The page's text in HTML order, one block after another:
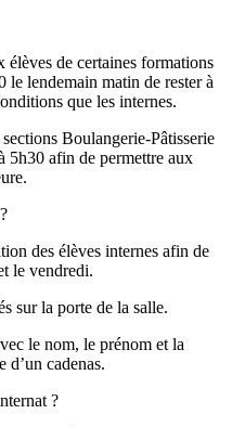
élèves de certaines formations
le lendemain matin de rester à
que les internes.
Boulangerie-Pâtisserie
5h30 afin de permettre aux
des élèves internes afin de
le vendredi.
sur la porte de la salle.
le nom, le prénom et la
d’un cadenas.
?